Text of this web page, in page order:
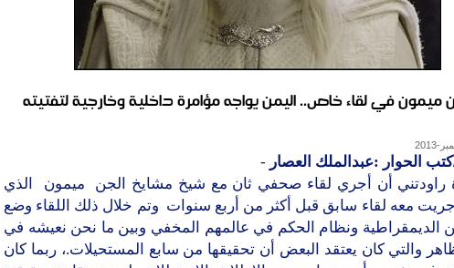
في لقاء خاص.. اليمن يواجه مؤامرة داخلية وخارجية لتفتيته
الحوار :عبدالملك العصار -
راودتني أن أجري لقاء صحفي ثان مع شيخ مشايخ الجن ميمون الذي
معه لقاء سابق قبل أكثر من أربع سنوات وتم خلال ذلك اللقاء وضع
الديمقراطية ونظام الحكم في عالمهم المخفي وبين ما نحن نعيشه في
والتي كان يعتقد البعض أن تحقيقها من سابع المستحيلات.، ربما كان